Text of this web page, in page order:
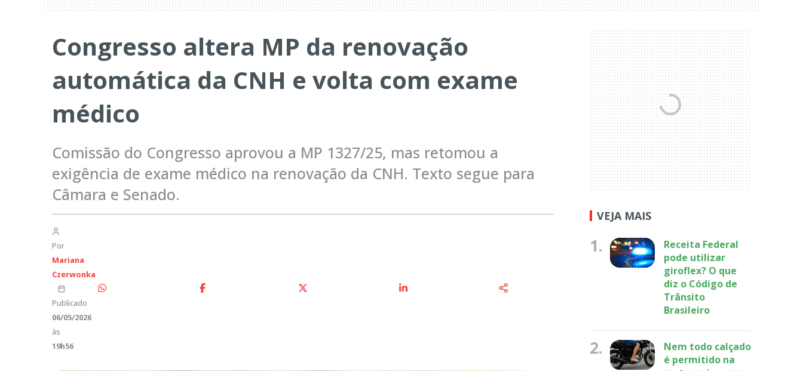
Congresso altera MP da renovação
automática da CNH e volta com exame
médico
Comissão do Congresso aprovou a MP 1327/25, mas retomou a
exigência de exame médico na renovação da CNH. Texto segue para
Câmara e Senado.
Por
Mariana
Czerwonka
Publicado
06/05/2026
às
19h56
VEJA MAIS
1.
Receita Federal
pode utilizar
giroflex? O que
diz o Código de
Trânsito
Brasileiro
2.
Nem todo calçado
é permitido na